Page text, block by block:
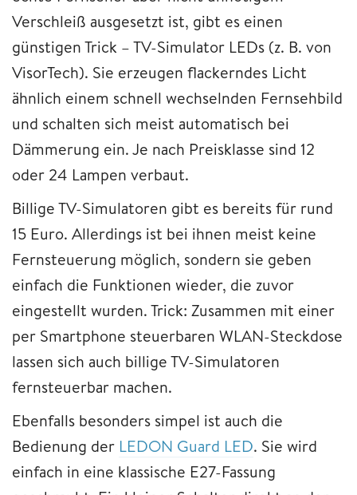
Verschleiß ausgesetzt ist, gibt es einen
günstigen Trick – TV-Simulator LEDs (z. B. von
VisorTech). Sie erzeugen flackerndes Licht
ähnlich einem schnell wechselnden Fernsehbild
und schalten sich meist automatisch bei
Dämmerung ein. Je nach Preisklasse sind 12
oder 24 Lampen verbaut.
Billige TV-Simulatoren gibt es bereits für rund
15 Euro. Allerdings ist bei ihnen meist keine
Fernsteuerung möglich, sondern sie geben
einfach die Funktionen wieder, die zuvor
eingestellt wurden. Trick: Zusammen mit einer
per Smartphone steuerbaren WLAN-Steckdose
lassen sich auch billige TV-Simulatoren
fernsteuerbar machen.
Ebenfalls besonders simpel ist auch die
Bedienung der LEDON Guard LED. Sie wird
einfach in eine klassische E27-Fassung